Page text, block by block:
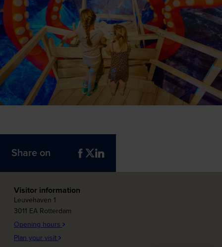
Share on
Visitor information
Leuvehaven 1
3011 EA Rotterdam
Opening hours
Plan your visit